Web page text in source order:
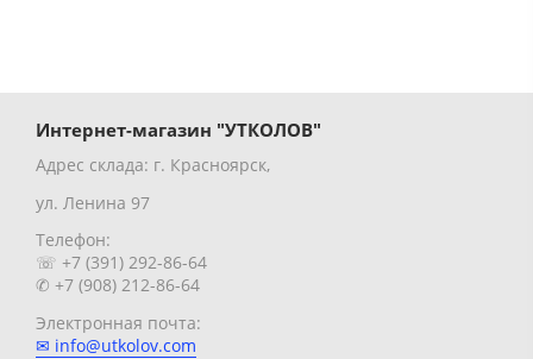
Интернет-магазин "УТКОЛОВ"
Адрес склада: г. Красноярск,
ул. Ленина 97
Телефон:
☏ +7 (391) 292-86-64
✆ +7 (908) 212-86-64
Электронная почта:
✉ info@utkolov.com